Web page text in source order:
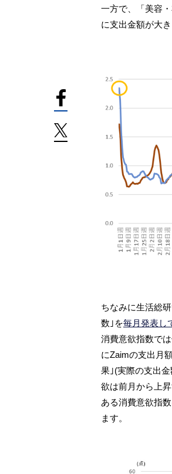
一方で、「美容
に支出金額が大
ちなみに生活総
数｣を毎月発表し
消費意欲指数で
にZaimの支出月
果｣(実際の支出
欲は前月から上
ある消費意欲指
ます。